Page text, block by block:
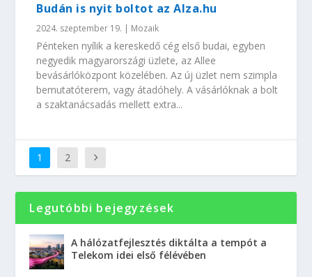
Budán is nyit boltot az Alza.hu
2024. szeptember 19. | Mozaik
Pénteken nyílik a kereskedő cég első budai, egyben
negyedik magyarországi üzlete, az Allee
bevásárlóközpont közelében. Az új üzlet nem szimpla
bemutatóterem, vagy átadóhely. A vásárlóknak a bolt
a szaktanácsadás mellett extra...
1 2
Legutóbbi bejegyzések
A hálózatfejlesztés diktálta a tempót a
Telekom idei első félévében